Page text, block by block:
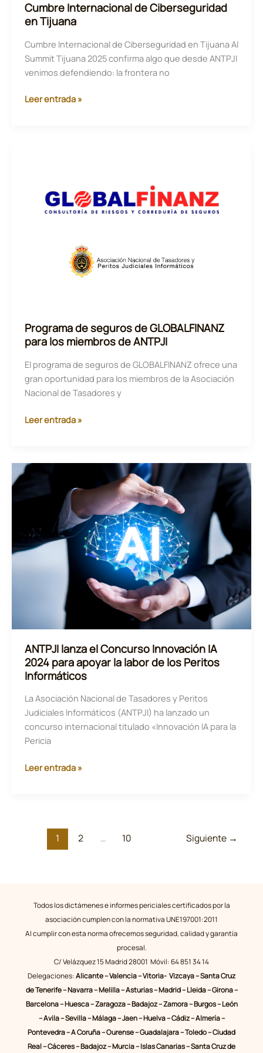
Cumbre Internacional de Ciberseguridad
en Tijuana
Cumbre Internacional de Ciberseguridad en Tijuana AI
Summit Tijuana 2025 confirma algo que desde ANTPJI
venimos defendiendo: la frontera no
Cumbre
Leer entrada »
Programa de seguros de GLOBALFINANZ
para los miembros de ANTPJI
El programa de seguros de GLOBALFINANZ ofrece una
gran oportunidad para los miembros de la Asociación
Nacional de Tasadores y
Programa
de
GLOBALFINANZ
miembros
de
ANTPJI
Leer entrada »
ANTPJI lanza el Concurso Innovación IA
2024 para apoyar la labor de los Peritos
Informáticos
La Asociación Nacional de Tasadores y Peritos
Judiciales Informáticos (ANTPJI) ha lanzado un
concurso internacional titulado «Innovación IA para la
Pericia
ANTPJI
labor
los
Informáticos
Leer entrada »
1 2 … 10 Siguiente →
Todos los dictámenes e informes periciales certificados por la
asociación cumplen con la normativa UNE197001:2011
Al cumplir con esta norma ofrecemos seguridad, calidad y garantía
procesal.
C/ Velázquez 15 Madrid 28001 Móvil: 64 851 34 14
Delegaciones:Alicante – Valencia – Vitoria- Vizcaya – Santa Cruz
de Tenerife – Navarra – Melilla – Asturias – Madrid – Lleida – Girona –
Barcelona – Huesca – Zaragoza – Badajoz – Zamora – Burgos – León
– Avila – Sevilla – Málaga – Jaen – Huelva – Cádiz – Almería –
Pontevedra – A Coruña – Ourense – Guadalajara – Toledo – Ciudad
Real – Cáceres – Badajoz – Murcia – Islas Canarias – Santa Cruz de